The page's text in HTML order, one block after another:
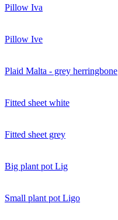
Pillow Iva
Pillow Ive
Plaid Malta - grey herringbone
Fitted sheet white
Fitted sheet grey
Big plant pot Lig
Small plant pot Ligo